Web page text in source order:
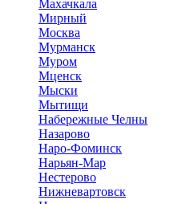
Махачкала
Мирный
Москва
Мурманск
Муром
Мценск
Мыски
Мытищи
Набережные Челны
Назарово
Наро-Фоминск
Нарьян-Мар
Нестерово
Нижневартовск